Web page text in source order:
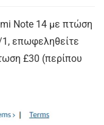
Note 14 με πτώση
1, επωφεληθείτε
£30 (περίπου